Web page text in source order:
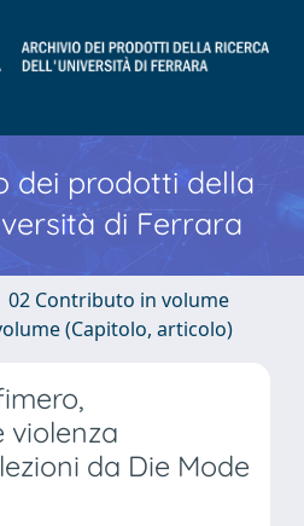
dei prodotti della
di Ferrara
02 Contributo in volume
(Capitolo, articolo)
violenza
da Die Mode